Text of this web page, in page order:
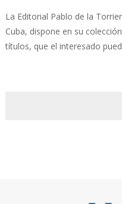
La Editorial Pablo de la
Cuba, dispone en su
títulos, que el interesado